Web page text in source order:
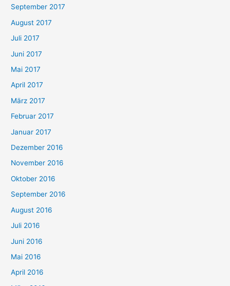
September 2017
August 2017
Juli 2017
Juni 2017
Mai 2017
April 2017
März 2017
Februar 2017
Januar 2017
Dezember 2016
November 2016
Oktober 2016
September 2016
August 2016
Juli 2016
Juni 2016
Mai 2016
April 2016